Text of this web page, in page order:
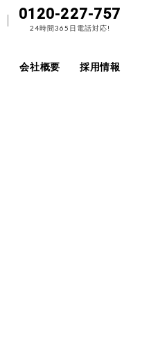
0120-227-757
24時間365日電話対応!
会社概要 採用情報